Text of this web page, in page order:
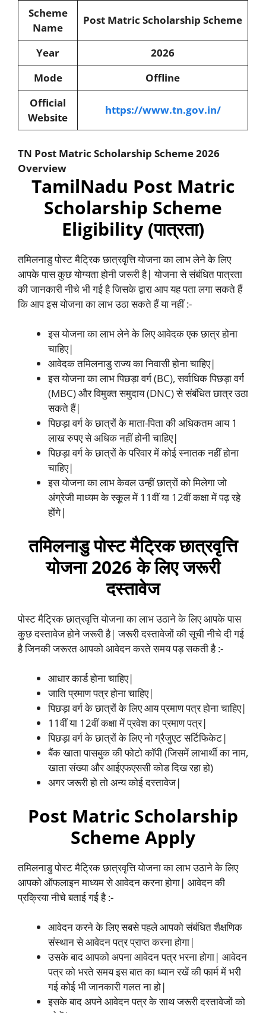
Scheme
Name
Post Matric Scholarship Scheme
Year
2026
Mode
Offline
Official
Website
https://www.tn.gov.in/
TN Post Matric Scholarship Scheme 2026
Overview
TamilNadu Post Matric
Scholarship Scheme
Eligibility (पात्रता)
तमिलनाडु पोस्ट मैट्रिक छात्रवृत्ति योजना का लाभ लेने के लिए
आपके पास कुछ योग्यता होनी जरूरी है| योजना से संबंधित पात्रता
की जानकारी नीचे भी गई है जिसके द्वारा आप यह पता लगा सकते हैं
कि आप इस योजना का लाभ उठा सकते हैं या नहीं :-
इस योजना का लाभ लेने के लिए आवेदक एक छात्र होना
चाहिए|
आवेदक तमिलनाडु राज्य का निवासी होना चाहिए|
इस योजना का लाभ पिछड़ा वर्ग (BC), सर्वाधिक पिछड़ा वर्ग
(MBC) और विमुक्त समुदाय (DNC) से संबंधित छात्र उठा
सकते हैं|
पिछड़ा वर्ग के छात्रों के माता-पिता की अधिकतम आय 1
लाख रुपए से अधिक नहीं होनी चाहिए|
पिछड़ा वर्ग के छात्रों के परिवार में कोई स्नातक नहीं होना
चाहिए|
इस योजना का लाभ केवल उन्हीं छात्रों को मिलेगा जो
अंग्रेजी माध्यम के स्कूल में 11वीं या 12वीं कक्षा में पढ़ रहे
होंगे|
तमिलनाडु पोस्ट मैट्रिक छात्रवृत्ति
योजना 2026 के लिए जरूरी
दस्तावेज
पोस्ट मैट्रिक छात्रवृत्ति योजना का लाभ उठाने के लिए आपके पास
कुछ दस्तावेज होने जरूरी है| जरूरी दस्तावेजों की सूची नीचे दी गई
है जिनकी जरूरत आपको आवेदन करते समय पड़ सकती है :-
आधार कार्ड होना चाहिए|
जाति प्रमाण पत्र होना चाहिए|
पिछड़ा वर्ग के छात्रों के लिए आय प्रमाण पत्र होना चाहिए|
11वीं या 12वीं कक्षा में प्रवेश का प्रमाण पत्र|
पिछड़ा वर्ग के छात्रों के लिए नो ग्रैजुएट सर्टिफिकेट|
बैंक खाता पासबुक की फोटो कॉपी (जिसमें लाभार्थी का नाम,
खाता संख्या और आईएफएससी कोड दिख रहा हो)
अगर जरूरी हो तो अन्य कोई दस्तावेज|
Post Matric Scholarship
Scheme Apply
तमिलनाडु पोस्ट मैट्रिक छात्रवृत्ति योजना का लाभ उठाने के लिए
आपको ऑफलाइन माध्यम से आवेदन करना होगा| आवेदन की
प्रक्रिया नीचे बताई गई है :-
आवेदन करने के लिए सबसे पहले आपको संबंधित शैक्षणिक
संस्थान से आवेदन पत्र प्राप्त करना होगा|
उसके बाद आपको अपना आवेदन पत्र भरना होगा| आवेदन
पत्र को भरते समय इस बात का ध्यान रखें की फार्म में भरी
गई कोई भी जानकारी गलत ना हो|
इसके बाद अपने आवेदन पत्र के साथ जरूरी दस्तावेजों को